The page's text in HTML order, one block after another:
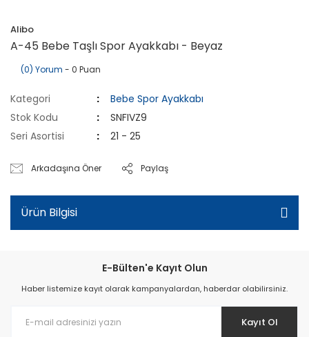
Alibo
A-45 Bebe Taşlı Spor Ayakkabı - Beyaz
(0) Yorum - 0 Puan
Kategori
Bebe Spor Ayakkabı
Stok Kodu
SNFIVZ9
Seri Asortisi
21 - 25
Arkadaşına Öner Paylaş
Ürün Bilgisi
E-Bülten'e Kayıt Olun
Haber listemize kayıt olarak kampanyalardan, haberdar olabilirsiniz.
Kayıt Ol